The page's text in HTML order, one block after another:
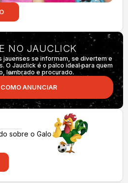
NO JAUCLICK
jauenses se informam, se divertem e
O Jauclick é o palco ideal para quem
lembrado e procurado.
ANUNCIAR
sobre o Galo